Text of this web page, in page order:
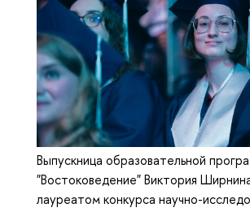
Выпускница образовательной
"Востоковедение" Виктория
лауреатом конкурса научно-